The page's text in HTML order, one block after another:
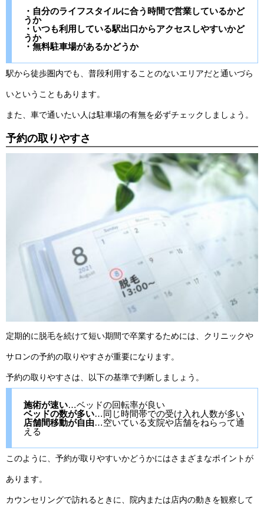
・自分のライフスタイルに合う時間で営業しているかど
うか
・いつも利用している駅出口からアクセスしやすいかど
うか
・無料駐車場があるかどうか
駅から徒歩圏内でも、普段利用することのないエリアだと通いづら
いということもあります。
また、車で通いたい人は駐車場の有無を必ずチェックしましょう。
予約の取りやすさ
定期的に脱毛を続けて短い期間で卒業するためには、クリニックや
サロンの予約の取りやすさが重要になります。
予約の取りやすさは、以下の基準で判断しましょう。
施術が速い…ベッドの回転率が良い
ベッドの数が多い…同じ時間帯での受け入れ人数が多い
店舗間移動が自由…空いている支院や店舗をねらって通
える
このように、予約が取りやすいかどうかにはさまざまなポイントが
あります。
カウンセリングで訪れるときに、院内または店内の動きを観察して